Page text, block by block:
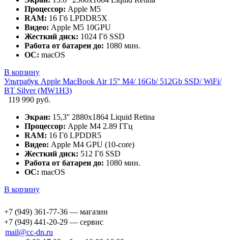
Процессор: Apple M5
RAM: 16 Гб LPDDR5X
Видео: Apple M5 10GPU
Жесткий диск: 1024 Гб SSD
Работа от батареи до: 1080 мин.
ОС: macOS
В корзину
Ультрабук Apple MacBook Air 15'' M4/ 16Gb/ 512Gb SSD/ WiFi/
BT Silver (MW1H3)
119 990 руб.
Экран: 15,3'' 2880x1864 Liquid Retina
Процессор: Apple M4 2.89 ГГц
RAM: 16 Гб LPDDR5
Видео: Apple M4 GPU (10-core)
Жесткий диск: 512 Гб SSD
Работа от батареи до: 1080 мин.
ОС: macOS
В корзину
+7 (949) 361-77-36 — магазин
+7 (949) 441-20-29 — сервис
mail@cc-dn.ru